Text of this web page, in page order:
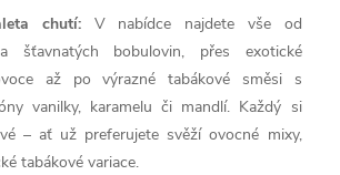
chutí:V nabídce najdete vše od
šťavnatých bobulovin, přes exotické
až po výrazné tabákové směsi s
vanilky, karamelu či mandlí. Každý si
– ať už preferujete svěží ovocné mixy,
tabákové variace.